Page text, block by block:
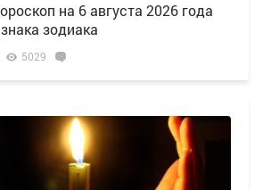
на 6 августа 2026 года
зодиака
5029